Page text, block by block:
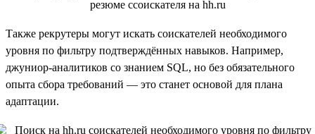
Также рекрутеры могут искать соискателей необходимого
уровня по фильтру подтверждённых навыков. Например,
джуниор-аналитиков со знанием SQL, но без обязательного
опыта сбора требований — это станет основой для плана
адаптации.